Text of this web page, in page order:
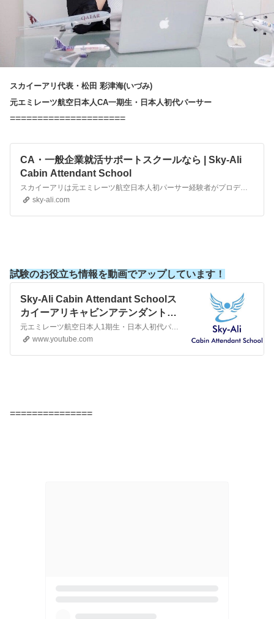
スカイーアリ代表・松田 彩津海(いづみ)
元エミレーツ航空日本人CA一期生・日本人初代パーサー
=====================
CA・一般企業就活サポートスクールなら | Sky-Ali
Cabin Attendant School
スカイーアリは元エミレーツ航空日本人初パーサー経験者がプロデュースするCA・一般企業就活サポートスクールです。空で活躍する受講生は300名以上 エミレーツ航空日本人初パーサー経験者の講師が皆様の夢の実現をサポートします。
sky-ali.com
試験のお役立ち情報を動画でアップしています！
Sky-Ali Cabin Attendant Schoolス
カイーアリキャビンアテンダントス
クール
元エミレーツ航空日本人1期生・日本人初代パーサーが指導するCA就活・転職サポートスクール。CA合格率98％以上。 エミレーツ在籍時は、キャビンクルー採用業務のアシスタントも担当。エティハド航空・カタール航空の採用エージェント経験もあり。リクルーター目線から、CA採用試験に役立つ情報、面接時に活かせるポイント、採用試験のあれこれを航空会社別にまとめています。C…
www.youtube.com
===============